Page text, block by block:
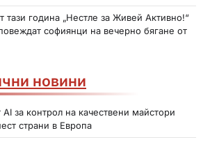
тази година „Нестле за Живей Активно!“
софиянци на вечерно бягане от
новини
AI за контрол на качествени майстори
страни в Европа